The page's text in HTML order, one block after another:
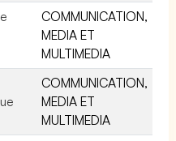
COMMUNICATION,
MEDIA ET
MULTIMEDIA
COMMUNICATION,
MEDIA ET
MULTIMEDIA